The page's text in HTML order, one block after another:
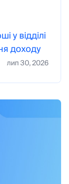
у відділі
доходу
лип 30, 2026